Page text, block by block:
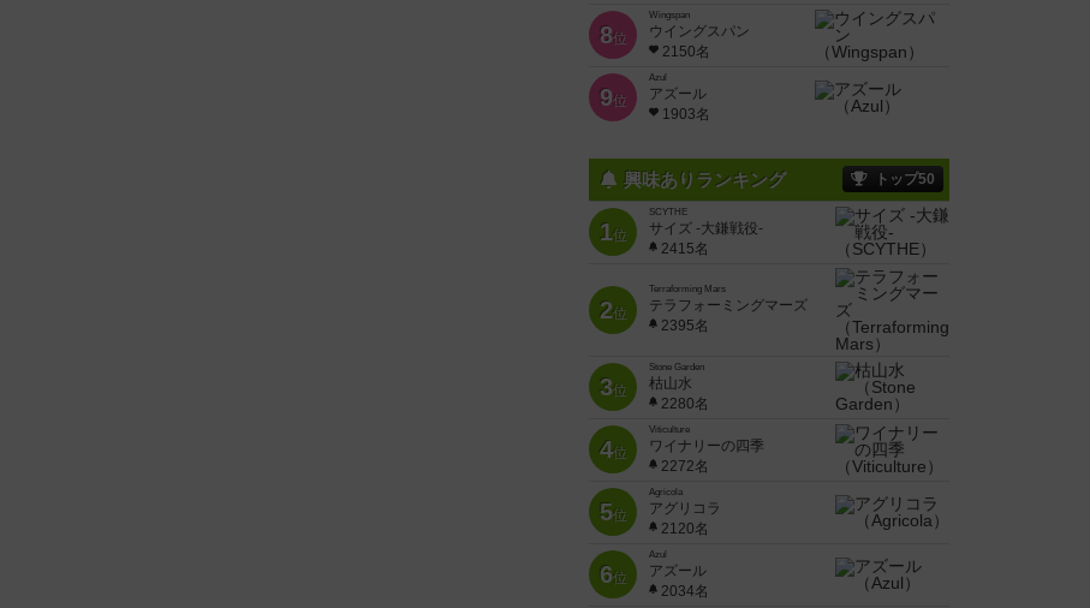
8位
Wingspan
ウイングスパン
2150名
9位
Azul
アズール
1903名
興味ありランキング トップ50
1位
SCYTHE
サイズ -大鎌戦役-
2415名
2位
Terraforming Mars
テラフォーミングマーズ
2395名
3位
Stone Garden
枯山水
2280名
4位
Viticulture
ワイナリーの四季
2272名
5位
Agricola
アグリコラ
2120名
6位
Azul
アズール
2034名